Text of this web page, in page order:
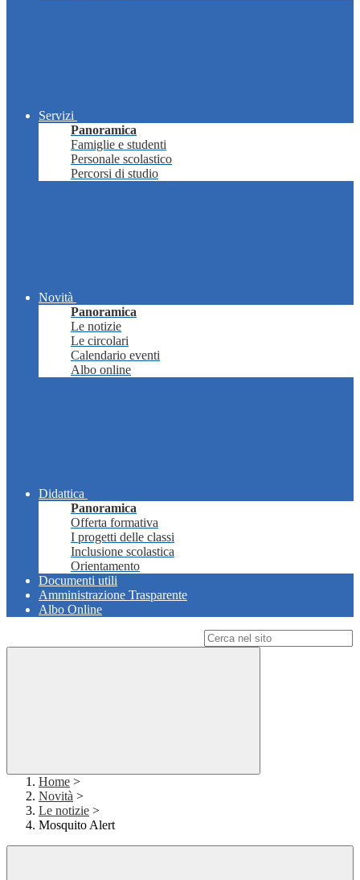
Servizi
Panoramica
Famiglie e studenti
Personale scolastico
Percorsi di studio
Novità
Panoramica
Le notizie
Le circolari
Calendario eventi
Albo online
Didattica
Panoramica
Offerta formativa
I progetti delle classi
Inclusione scolastica
Orientamento
Documenti utili
Amministrazione Trasparente
Albo Online
Home >
Novità >
Le notizie >
Mosquito Alert